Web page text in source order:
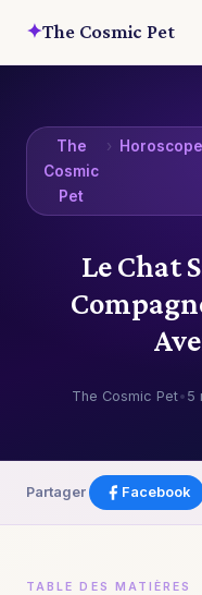
✦The Cosmic Pet
The
Cosmic
Pet
› Horoscope
Le Chat
The Cosmic Pet• 5
Partager Facebook
TABLE DES MATIÈRES